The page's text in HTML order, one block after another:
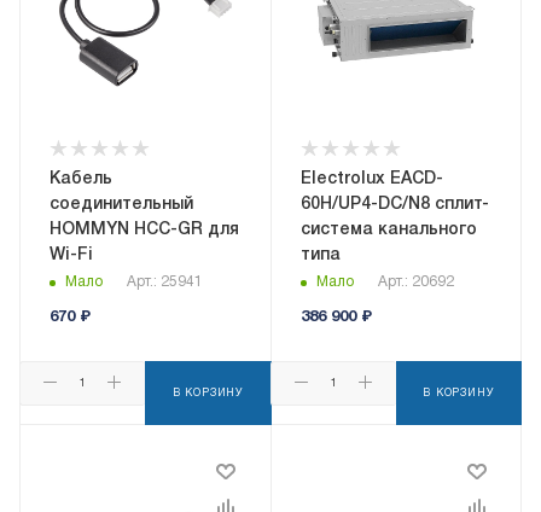
Кабель
соединительный
HOMMYN HCC-GR для
Wi-Fi
Мало Арт.: 25941
670₽
В КОРЗИНУ
Electrolux EACD-
60H/UP4-DC/N8 сплит-
система канального
типа
Мало Арт.: 20692
386 900₽
В КОРЗИНУ